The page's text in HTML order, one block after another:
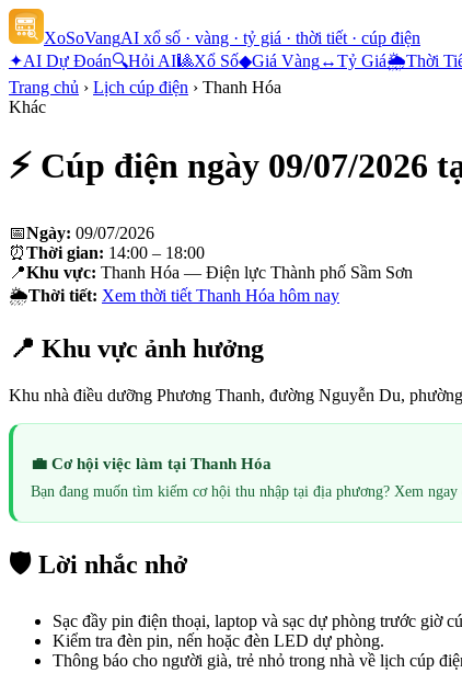
XoSoVangAI xổ số · vàng · tỷ giá · thời tiết · cúp điện
✦AI Dự Đoán🔍Hỏi AI🎱Xổ Số◆Giá Vàng↔Tỷ Giá🌦Thời
Trang chủ › Lịch cúp điện › Thanh Hóa
Khác
⚡ Cúp điện ngày 09/07/2026
📅Ngày: 09/07/2026
⏰Thời gian: 14:00 – 18:00
📍Khu vực: Thanh Hóa — Điện lực Thành phố Sầm Sơn
🌦Thời tiết: Xem thời tiết Thanh Hóa hôm nay
📍 Khu vực ảnh hưởng
Khu nhà điều dưỡng Phương Thanh, đường Nguyễn Du,
💼 Cơ hội việc làm tại Thanh Hóa
Bạn đang muốn tìm kiếm cơ hội thu nhập tại địa phương? Xem ngay
🛡️ Lời nhắc nhở
Sạc đầy pin điện thoại, laptop và sạc dự phòng trước giờ
Kiểm tra đèn pin, nến hoặc đèn LED dự phòng.
Thông báo cho người già, trẻ nhỏ trong nhà về lịch cúp